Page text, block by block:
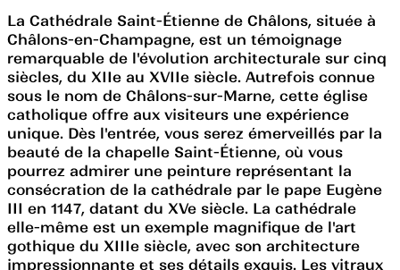
La Cathédrale Saint-Étienne de Châlons, située à
Châlons-en-Champagne, est un témoignage
remarquable de l'évolution architecturale sur cinq
siècles, du XIIe au XVIIe siècle. Autrefois connue
sous le nom de Châlons-sur-Marne, cette église
catholique offre aux visiteurs une expérience
unique. Dès l'entrée, vous serez émerveillés par la
beauté de la chapelle Saint-Étienne, où vous
pourrez admirer une peinture représentant la
consécration de la cathédrale par le pape Eugène
III en 1147, datant du XVe siècle. La cathédrale
elle-même est un exemple magnifique de l'art
gothique du XIIIe siècle, avec son architecture
impressionnante et ses détails exquis. Les vitraux